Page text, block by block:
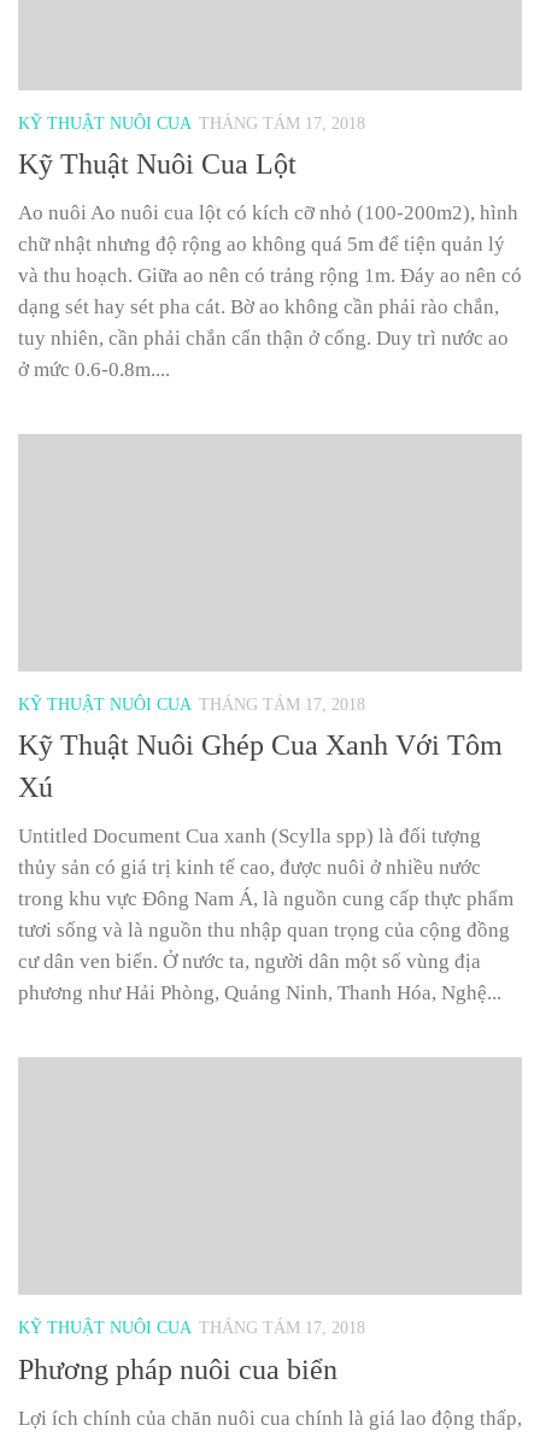
KỸ THUẬT NUÔI CUA THÁNG TÁM 17, 2018
Kỹ Thuật Nuôi Cua Lột
Ao nuôi Ao nuôi cua lột có kích cỡ nhỏ (100-200m2), hình
chữ nhật nhưng độ rộng ao không quá 5m để tiện quản lý
và thu hoạch. Giữa ao nên có trảng rộng 1m. Đáy ao nên có
dạng sét hay sét pha cát. Bờ ao không cần phải rào chắn,
tuy nhiên, cần phải chắn cẩn thận ở cống. Duy trì nước ao
ở mức 0.6-0.8m....
KỸ THUẬT NUÔI CUA THÁNG TÁM 17, 2018
Kỹ Thuật Nuôi Ghép Cua Xanh Với Tôm
Xú
Untitled Document Cua xanh (Scylla spp) là đối tượng
thủy sản có giá trị kinh tế cao, được nuôi ở nhiều nước
trong khu vực Đông Nam Á, là nguồn cung cấp thực phẩm
tươi sống và là nguồn thu nhập quan trọng của cộng đồng
cư dân ven biển. Ở nước ta, người dân một số vùng địa
phương như Hải Phòng, Quảng Ninh, Thanh Hóa, Nghệ...
KỸ THUẬT NUÔI CUA THÁNG TÁM 17, 2018
Phương pháp nuôi cua biển
Lợi ích chính của chăn nuôi cua chính là giá lao động thấp,